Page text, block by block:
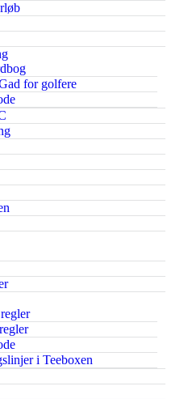
for golfere
i Teeboxen